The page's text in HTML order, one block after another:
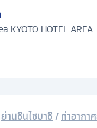
KYOTO HOTEL AREA
ย่านชินไซบาชิ /ท่าอากา